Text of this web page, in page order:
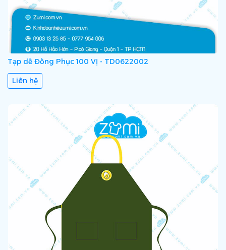
Tạp dề Đồng Phục 100 VỊ - TD0622002
Liên hệ